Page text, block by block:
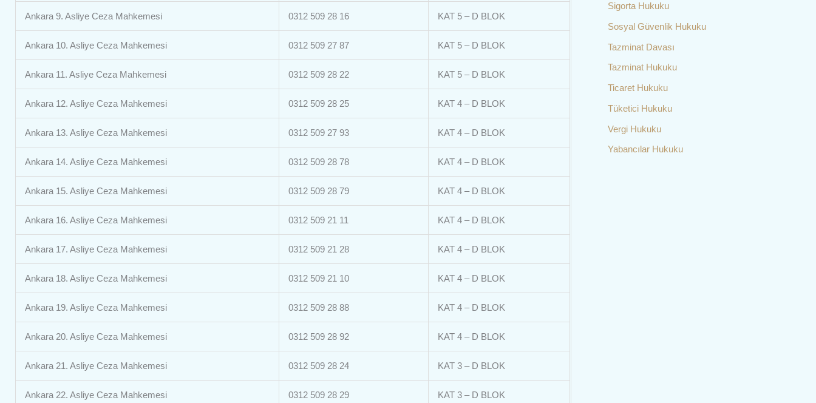
Ankara 9. Asliye Ceza Mahkemesi 0312 509 28 16 KAT 5 – D BLOK
Ankara 10. Asliye Ceza Mahkemesi 0312 509 27 87 KAT 5 – D BLOK
Ankara 11. Asliye Ceza Mahkemesi 0312 509 28 22 KAT 5 – D BLOK
Ankara 12. Asliye Ceza Mahkemesi 0312 509 28 25 KAT 4 – D BLOK
Ankara 13. Asliye Ceza Mahkemesi 0312 509 27 93 KAT 4 – D BLOK
Ankara 14. Asliye Ceza Mahkemesi 0312 509 28 78 KAT 4 – D BLOK
Ankara 15. Asliye Ceza Mahkemesi 0312 509 28 79 KAT 4 – D BLOK
Ankara 16. Asliye Ceza Mahkemesi 0312 509 21 11 KAT 4 – D BLOK
Ankara 17. Asliye Ceza Mahkemesi 0312 509 21 28 KAT 4 – D BLOK
Ankara 18. Asliye Ceza Mahkemesi 0312 509 21 10 KAT 4 – D BLOK
Ankara 19. Asliye Ceza Mahkemesi 0312 509 28 88 KAT 4 – D BLOK
Ankara 20. Asliye Ceza Mahkemesi 0312 509 28 92 KAT 4 – D BLOK
Ankara 21. Asliye Ceza Mahkemesi 0312 509 28 24 KAT 3 – D BLOK
Ankara 22. Asliye Ceza Mahkemesi 0312 509 28 29 KAT 3 – D BLOK
Sigorta Hukuku
Sosyal Güvenlik Hukuku
Tazminat Davası
Tazminat Hukuku
Ticaret Hukuku
Tüketici Hukuku
Vergi Hukuku
Yabancılar Hukuku